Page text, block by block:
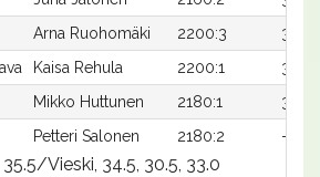
Arna Ruohomäki 2200:3
37,9x
Kaisa Rehula 2200:1
38,1
Mikko Huttunen 2180:1
39,9x
Petteri Salonen 2180:2 -x
35.5/Vieski, 34.5, 30.5, 33.0